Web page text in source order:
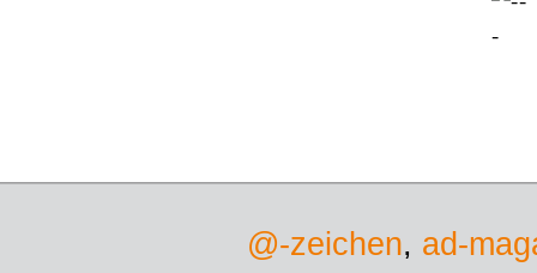
@-zeichen, ad-